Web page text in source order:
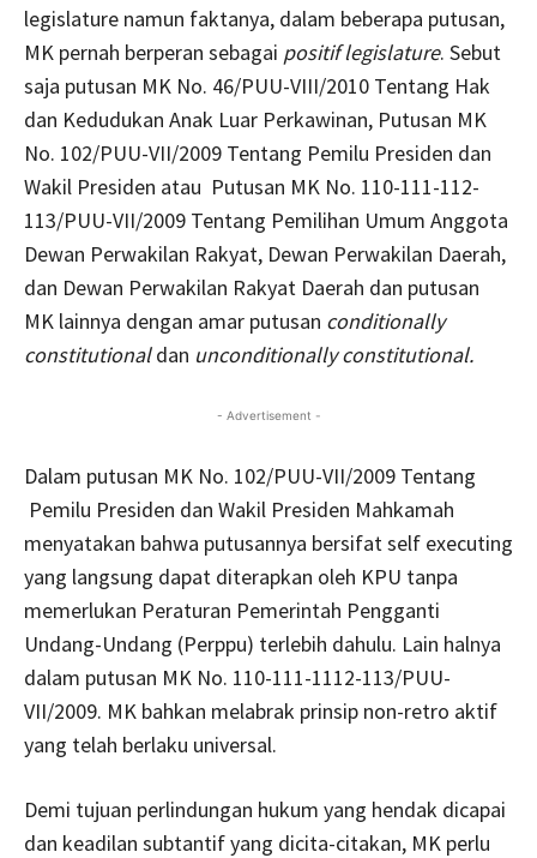
legislature namun faktanya, dalam beberapa putusan,
MK pernah berperan sebagai positif legislature. Sebut
saja putusan MK No. 46/PUU-VIII/2010 Tentang Hak
dan Kedudukan Anak Luar Perkawinan, Putusan MK
No. 102/PUU-VII/2009 Tentang Pemilu Presiden dan
Wakil Presiden atau Putusan MK No. 110-111-112-
113/PUU-VII/2009 Tentang Pemilihan Umum Anggota
Dewan Perwakilan Rakyat, Dewan Perwakilan Daerah,
dan Dewan Perwakilan Rakyat Daerah dan putusan
MK lainnya dengan amar putusan conditionally
constitutionaldan unconditionally constitutional.
- Advertisement -
Dalam putusan MK No. 102/PUU-VII/2009 Tentang
Pemilu Presiden dan Wakil Presiden Mahkamah
menyatakan bahwa putusannya bersifat self executing
yang langsung dapat diterapkan oleh KPU tanpa
memerlukan Peraturan Pemerintah Pengganti
Undang-Undang (Perppu) terlebih dahulu. Lain halnya
dalam putusan MK No. 110-111-1112-113/PUU-
VII/2009. MK bahkan melabrak prinsip non-retro aktif
yang telah berlaku universal.
Demi tujuan perlindungan hukum yang hendak dicapai
dan keadilan subtantif yang dicita-citakan, MK perlu